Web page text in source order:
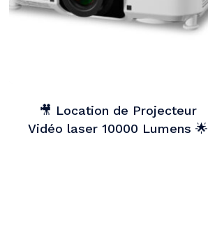
🎥 Location de Projecteur
Vidéo laser 10000 Lumens 🌟